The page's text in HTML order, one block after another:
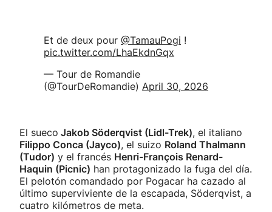
Et de deux pour @TamauPogi !
pic.twitter.com/LhaEkdnGqx
— Tour de Romandie
(@TourDeRomandie) April 30, 2026
El sueco Jakob Söderqvist (Lidl-Trek), el italiano
Filippo Conca (Jayco), el suizo Roland Thalmann
(Tudor) y el francés Henri-François Renard-
Haquin (Picnic) han protagonizado la fuga del día.
El pelotón comandado por Pogacar ha cazado al
último superviviente de la escapada, Söderqvist, a
cuatro kilómetros de meta.